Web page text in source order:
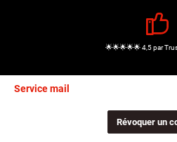
🌟🌟🌟🌟🌟 4,5 par
Service mail
Révoquer un